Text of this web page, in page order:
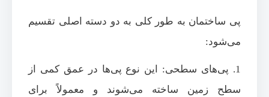
پی ساختمان به طور کلی به دو دسته اصلی تقسیم
می‌شود:
1. پی‌های سطحی: این نوع پی‌ها در عمق کمی از
سطح زمین ساخته می‌شوند و معمولاً برای